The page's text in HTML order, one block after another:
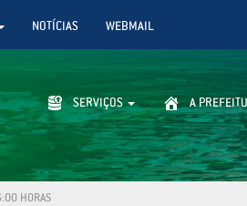
NOTÍCIAS WEBMAIL
SERVIÇOS A
HORAS